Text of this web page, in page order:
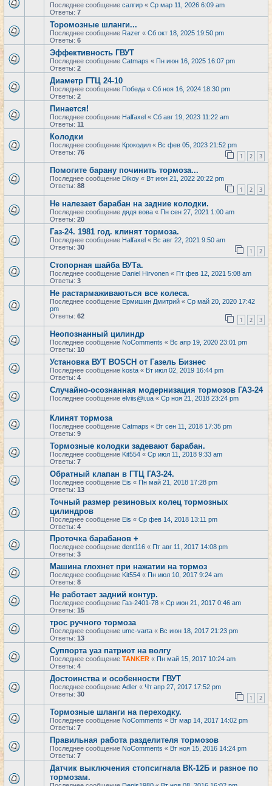
Последнее сообщение салгир « Ср мар 11, 2026 6:09 am
Ответы: 7
Торомозные шланги...
Последнее сообщение Razer « Сб окт 18, 2025 19:50 pm
Ответы: 6
Эффективность ГВУТ
Последнее сообщение Catmaps « Пн июн 16, 2025 16:07 pm
Ответы: 2
Диаметр ГТЦ 24-10
Последнее сообщение Победа « Сб ноя 16, 2024 18:30 pm
Ответы: 2
Пинается!
Последнее сообщение Halfaxel « Сб авг 19, 2023 11:22 am
Ответы: 11
Колодки
Последнее сообщение Крокодил « Вс фев 05, 2023 21:52 pm
Ответы: 76 1 2 3
Помогите барану починить тормоза...
Последнее сообщение Dikoy « Вт июн 21, 2022 20:22 pm
Ответы: 88 1 2 3
Не налезает барабан на задние колодки.
Последнее сообщение дядя вова « Пн сен 27, 2021 1:00 am
Ответы: 20
Газ-24. 1981 год. клинят тормоза.
Последнее сообщение Halfaxel « Вс авг 22, 2021 9:50 am
Ответы: 30 1 2
Стопорная шайба ВУТа.
Последнее сообщение Daniel Hirvonen « Пт фев 12, 2021 5:08 am
Ответы: 3
Не растармаживаються все колеса.
Последнее сообщение Ермишин Дмитрий « Ср май 20, 2020 17:42
pm
Ответы: 62 1 2 3
Неопознанный цилиндр
Последнее сообщение NoComments « Вс апр 19, 2020 23:01 pm
Ответы: 10
Установка ВУТ BOSCH от Газель Бизнес
Последнее сообщение kosta « Вт июл 02, 2019 16:44 pm
Ответы: 4
Случайно-осознанная модернизация тормозов ГАЗ-24
Последнее сообщение elviis@i.ua « Ср ноя 21, 2018 23:24 pm
Клинят тормоза
Последнее сообщение Catmaps « Вт сен 11, 2018 17:35 pm
Ответы: 9
Тормозные колодки задевают барабан.
Последнее сообщение Kit554 « Ср июл 11, 2018 9:33 am
Ответы: 7
Обратный клапан в ГТЦ ГАЗ-24.
Последнее сообщение Eis « Пн май 21, 2018 17:28 pm
Ответы: 13
Точный размер резиновых колец тормозных
цилиндров
Последнее сообщение Eis « Ср фев 14, 2018 13:11 pm
Ответы: 4
Проточка барабанов +
Последнее сообщение dent116 « Пт авг 11, 2017 14:08 pm
Ответы: 3
Машина глохнет при нажатии на тормоз
Последнее сообщение Kit554 « Пн июл 10, 2017 9:24 am
Ответы: 8
Не работает задний контур.
Последнее сообщение Газ-2401-78 « Ср июн 21, 2017 0:46 am
Ответы: 15
трос ручного тормоза
Последнее сообщение umc-varta « Вс июн 18, 2017 21:23 pm
Ответы: 13
Суппорта уаз патриот на волгу
Последнее сообщение TANKER « Пн май 15, 2017 10:24 am
Ответы: 4
Достоинства и особенности ГВУТ
Последнее сообщение Adler « Чт апр 27, 2017 17:52 pm
Ответы: 30 1 2
Тормозные шланги на переходку.
Последнее сообщение NoComments « Вт мар 14, 2017 14:02 pm
Ответы: 7
Правильная работа разделителя тормозов
Последнее сообщение NoComments « Вт ноя 15, 2016 14:24 pm
Ответы: 7
Датчик выключения стопсигнала ВК-12Б и разное по
тормозам.